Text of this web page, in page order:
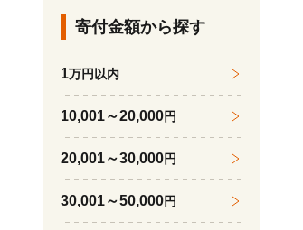
寄付金額から探す
1万円以内
10,001～20,000円
20,001～30,000円
30,001～50,000円